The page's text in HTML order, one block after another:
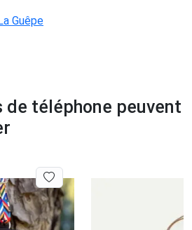
Guêpe
de téléphone peuvent